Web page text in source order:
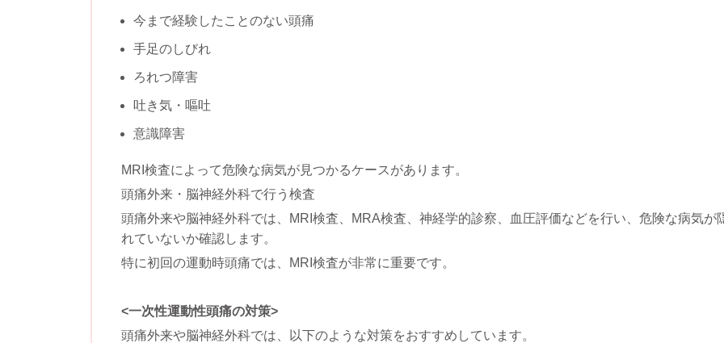
今まで経験したことのない頭痛
手足のしびれ
ろれつ障害
吐き気・嘔吐
意識障害
MRI検査によって危険な病気が見つかるケースがあります。
頭痛外来・脳神経外科で行う検査
頭痛外来や脳神経外科では、MRI検査、MRA検査、神経学的診察、血圧評価などを行い、危険な病気が
れていないか確認します。
特に初回の運動時頭痛では、MRI検査が非常に重要です。
<一次性運動性頭痛の対策>
頭痛外来や脳神経外科では、以下のような対策をおすすめしています。